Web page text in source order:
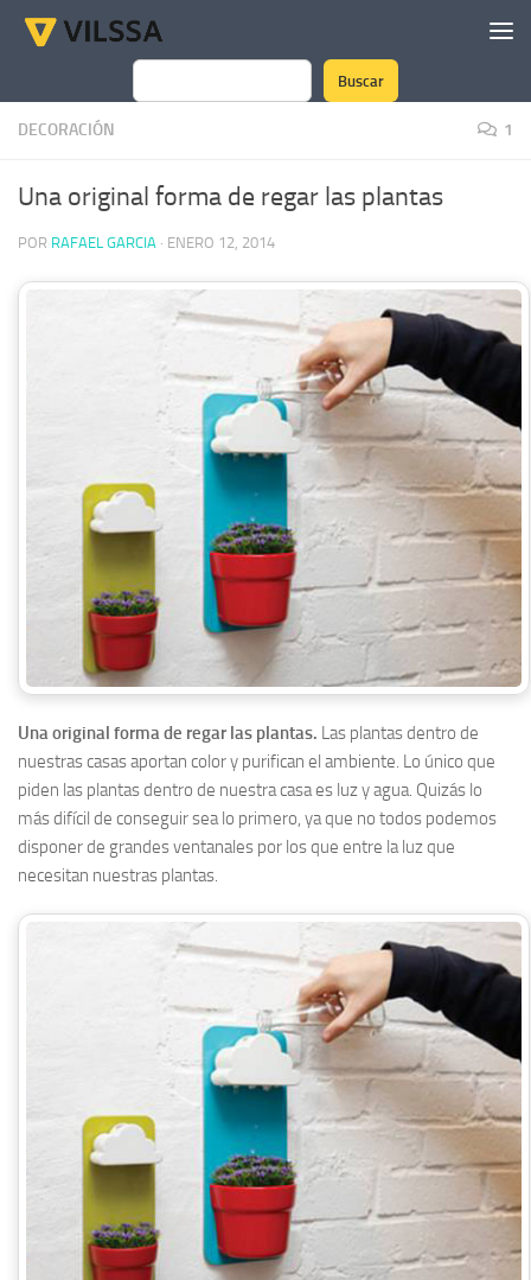
Saltar al contenido
Buscar
Buscar
DECORACIÓN 1
Una original forma de regar las plantas
POR RAFAEL GARCIA · ENERO 12, 2014
Una original forma de regar las plantas. Las plantas dentro de
nuestras casas aportan color y purifican el ambiente. Lo único que
piden las plantas dentro de nuestra casa es luz y agua. Quizás lo
más difícil de conseguir sea lo primero, ya que no todos podemos
disponer de grandes ventanales por los que entre la luz que
necesitan nuestras plantas.